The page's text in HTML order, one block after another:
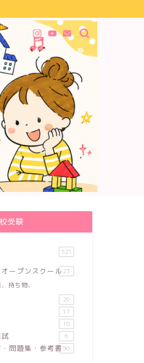
受験
521
ープンスクール 23
持ち物、
20
17
18
6
問題集・参考書・
50